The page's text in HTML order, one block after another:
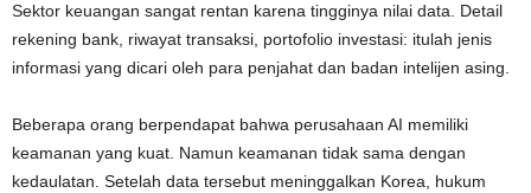
Sektor keuangan sangat rentan karena tingginya nilai data. Detail
rekening bank, riwayat transaksi, portofolio investasi: itulah jenis
informasi yang dicari oleh para penjahat dan badan intelijen asing.
Beberapa orang berpendapat bahwa perusahaan AI memiliki
keamanan yang kuat. Namun keamanan tidak sama dengan
kedaulatan. Setelah data tersebut meninggalkan Korea, hukum